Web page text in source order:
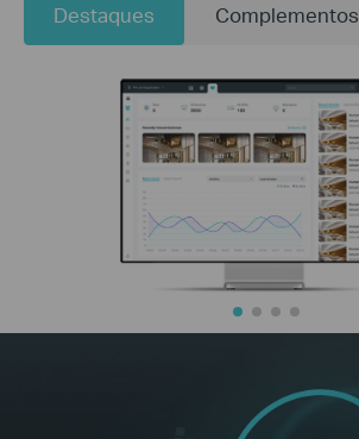
Destaques Complementos